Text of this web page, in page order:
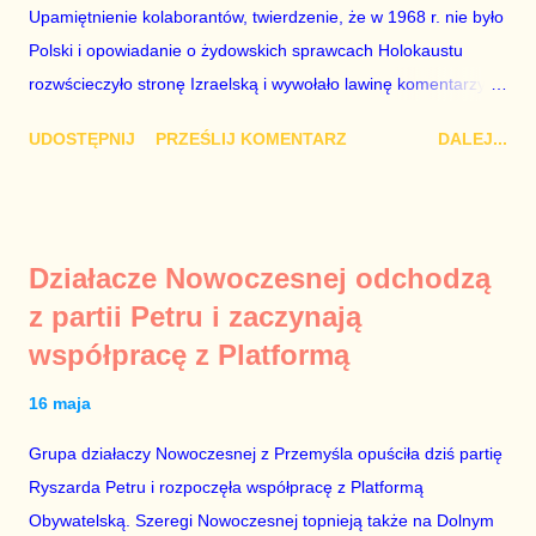
po stronie „Solidarności” w tamtych trudnych czasach. Lech
Kaczyński / fot. autor nieznany. Plan jest taki, aby zastąpić
Lecha Wałęs...
Upamiętnienie kolaborantów, twierdzenie, że w 1968 r. nie było
Polski i opowiadanie o żydowskich sprawcach Holokaustu
rozwścieczyło stronę Izraelską i wywołało lawinę komentarzy w
Dodajmy do tego jeszcze odmowę wojewody dotyczącą
centrum, a PiS już tam jest” – mówili komentatorzy po zamianie
Szydło na Morawieckiego. Jak zwykle mieli rację. Tej nocy rząd
nie pójdzie spać. Do jutrzejszego poranka muszą znaleźć
życiorys i zdjęcie. Mile widziane są też powiązania tego
zwyrodnialca z politykami PO. Bez tego, udział polityków PiS w
porannych programach nie ma sensu. Jeszcze ze trzy dni
sukcesów PiS na arenie międzynarodowej, a rządzący zaczną
UDOSTĘPNIJ PRZEŚLIJ KOMENTARZ DALEJ...
Działacze Nowoczesnej odchodzą
z partii Petru i zaczynają
współpracę z Platformą
16 maja
Grupa działaczy Nowoczesnej z Przemyśla opuściła dziś partię
Ryszarda Petru i rozpoczęła współpracę z Platformą
Obywatelską. Szeregi Nowoczesnej topnieją także na Dolnym